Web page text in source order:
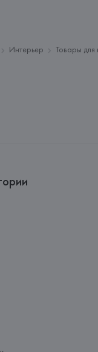
Интерьер Товары для